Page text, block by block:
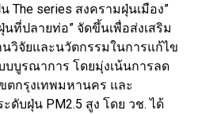
The series สงครามฝุ่นเมือง”
ที่ปลายท่อ” จัดขึ้นเพื่อส่งเสริม
วิจัยและนวัตกรรมในการแก้ไข
บูรณาการ โดยมุ่งเน้นการลด
ตกรุงเทพมหานคร และ
บฝุ่น PM2.5 สูง โดย วช. ได้